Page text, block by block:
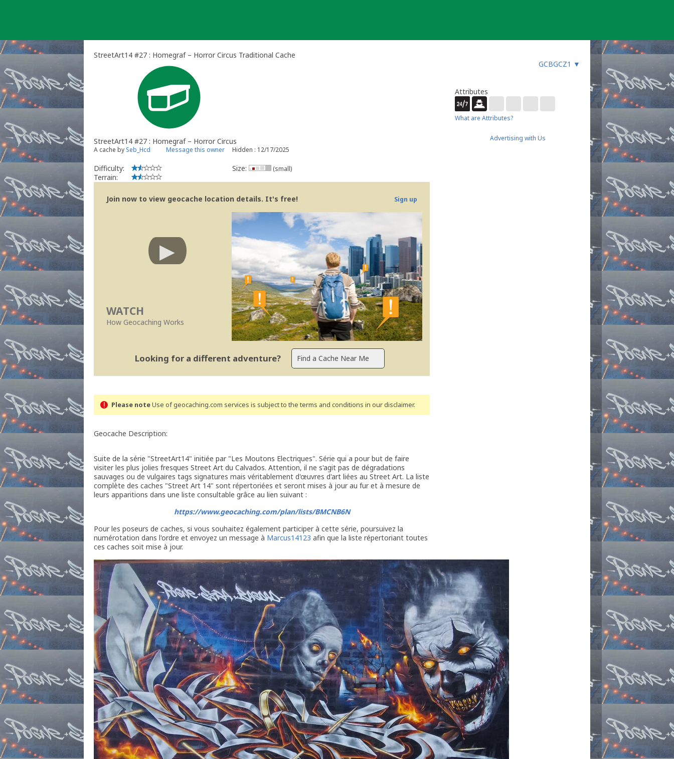
StreetArt14 #27 : Homegraf – Horror Circus Traditional Cache
GCBGCZ1 ▼
StreetArt14 #27 : Homegraf – Horror Circus
A cache by Seb_Hcd Message this owner Hidden : 12/17/2025
Difficulty:
Terrain:
Size: (small)
Join now to view geocache location details. It's free! Sign up
WATCH
How Geocaching Works
Looking for a different adventure?
Please noteUse of geocaching.com services is subject to the terms and conditions in our disclaimer.
Geocache Description:
Suite de la série "StreetArt14" initiée par "Les Moutons Electriques". Série qui a pour but de faire
visiter les plus jolies fresques Street Art du Calvados. Attention, il ne s'agit pas de dégradations
sauvages ou de vulgaires tags signatures mais véritablement d'œuvres d'art liées au Street Art. La liste
complète des caches "Street Art 14" sont répertoriées et seront mises à jour au fur et à mesure de
leurs apparitions dans une liste consultable grâce au lien suivant :
https://www.geocaching.com/plan/lists/BMCNB6N
Pour les poseurs de caches, si vous souhaitez également participer à cette série, poursuivez la
numérotation dans l'ordre et envoyez un message à Marcus14123 afin que la liste répertoriant toutes
ces caches soit mise à jour.
Attributes
What are Attributes?
Advertising with Us